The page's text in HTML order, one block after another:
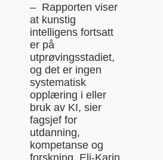
– Rapporten viser
at kunstig
intelligens fortsatt
er på
utprøvingsstadiet,
og det er ingen
systematisk
opplæring i eller
bruk av KI, sier
fagsjef for
utdanning,
kompetanse og
forskning, Eli-Karin